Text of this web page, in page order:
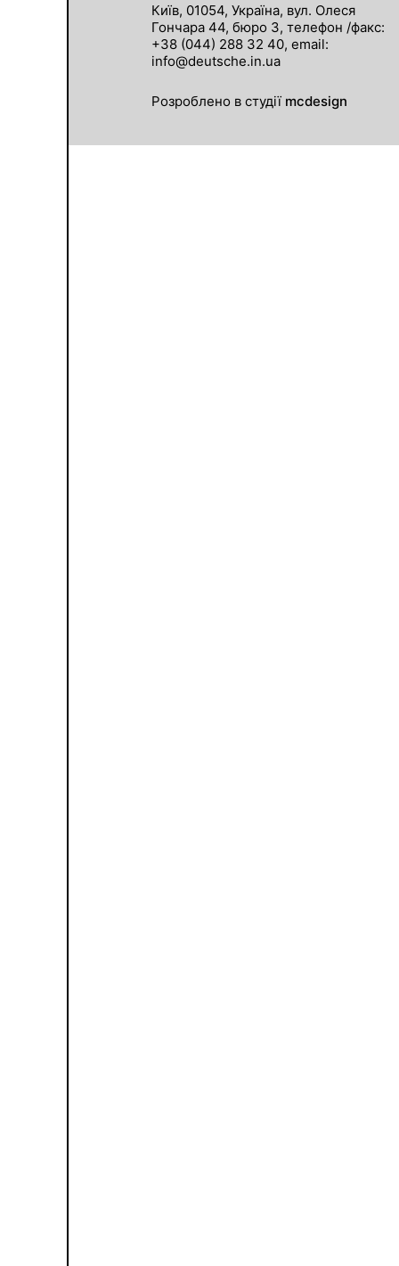
Київ, 01054, Україна, вул. Олеся
Гончара 44, бюро 3, телефон /факс:
+38 (044) 288 32 40, email:
info@deutsche.in.ua
Розроблено в студії mcdesign